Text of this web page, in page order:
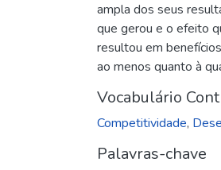
ampla dos seus
que gerou e o efeito
resultou em
ao menos quanto à
Vocabulário
Competitividade,
Palavras-chave